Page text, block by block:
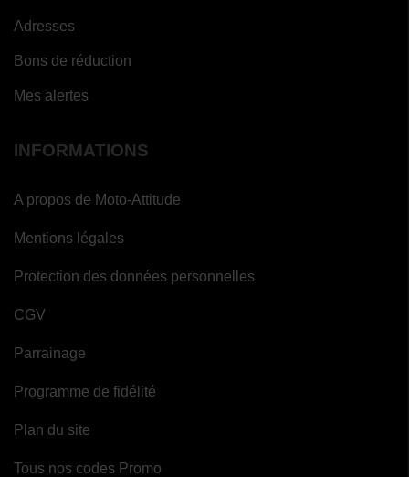
Adresses
Bons de réduction
Mes alertes
INFORMATIONS
A propos de Moto-Attitude
Mentions légales
Protection des données personnelles
CGV
Parrainage
Programme de fidélité
Plan du site
Tous nos codes Promo